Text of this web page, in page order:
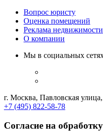
Вопрос юристу
Оценка помещений
Реклама недвижимости
О компании
Мы в социальных
г. Москва, Павловская
+7 (495) 822-58-78
Согласие на